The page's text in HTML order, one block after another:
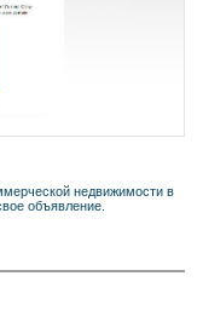
недвижимости в
объявление.